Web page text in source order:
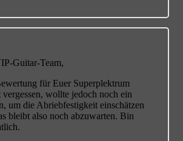
Guitar-Team,
für Euer Superplektrum
wollte jedoch noch ein
um die Abriebfestigkeit einschätzen
bleibt also noch abzuwarten. Bin